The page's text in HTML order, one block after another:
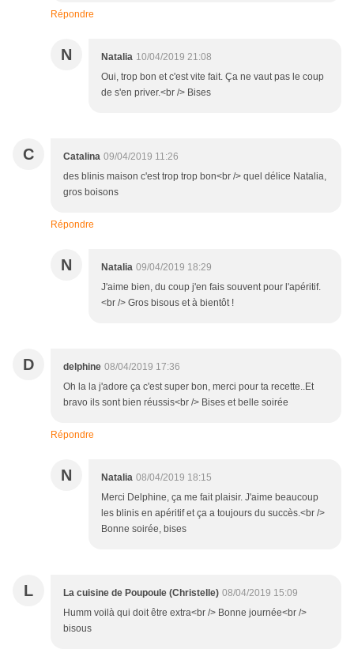
Répondre
N Natalia 10/04/2019 21:08
Oui, trop bon et c'est vite fait. Ça ne vaut pas le coup
de s'en priver.<br /> Bises
C Catalina 09/04/2019 11:26
des blinis maison c'est trop trop bon<br /> quel délice Natalia,
gros boisons
Répondre
N Natalia 09/04/2019 18:29
J'aime bien, du coup j'en fais souvent pour l'apéritif.
<br /> Gros bisous et à bientôt !
D delphine 08/04/2019 17:36
Oh la la j'adore ça c'est super bon, merci pour ta recette..Et
bravo ils sont bien réussis<br /> Bises et belle soirée
Répondre
N Natalia 08/04/2019 18:15
Merci Delphine, ça me fait plaisir. J'aime beaucoup
les blinis en apéritif et ça a toujours du succès.<br />
Bonne soirée, bises
L La cuisine de Poupoule (Christelle) 08/04/2019 15:09
Humm voilà qui doit être extra<br /> Bonne journée<br />
bisous